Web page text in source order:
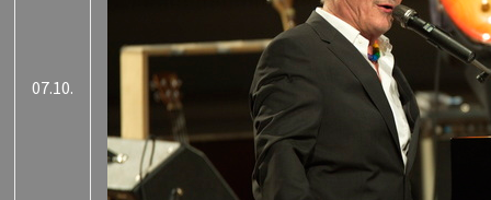
07.10.